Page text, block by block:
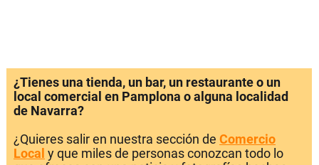
¿Tienes una tienda, un bar, un restaurante o un
local comercial en Pamplona o alguna localidad
de Navarra?
¿Quieres salir en nuestra sección de Comercio
Local y que miles de personas conozcan todo lo